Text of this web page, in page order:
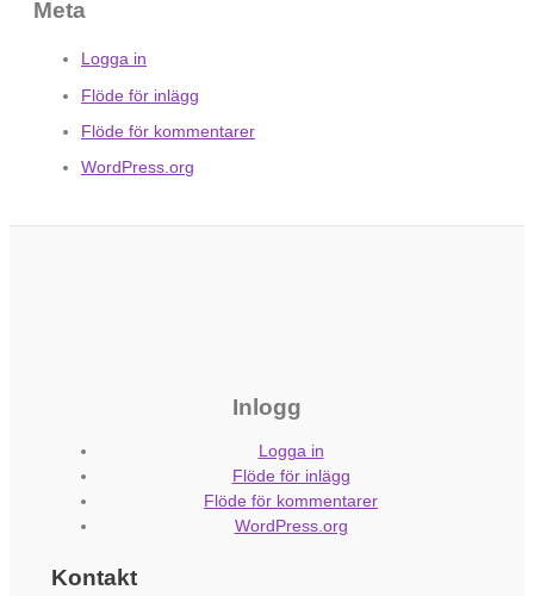
Meta
Logga in
Flöde för inlägg
Flöde för kommentarer
WordPress.org
Inlogg
Logga in
Flöde för inlägg
Flöde för kommentarer
WordPress.org
Kontakt